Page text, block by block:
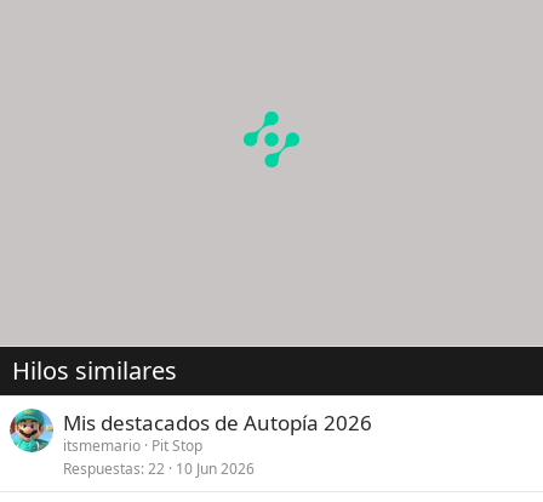
Hilos similares
Mis destacados de Autopía 2026
itsmemario Pit Stop
Respuestas 22 10 Jun 2026